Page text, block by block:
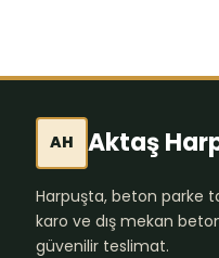
AH Aktaş
Harpuşta, beton parke
karo ve dış mekan
güvenilir teslimat.